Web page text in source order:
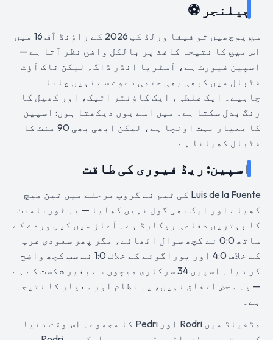
چیلنجر ⚽
سچ پوچھیں تو فیفا ورلڈ کپ 2026 کے راؤنڈ آف 16 میں
اس میچ کا نتیجہ کاغذ پر بالکل واضح نظر آتا ہے —
اسپین فیورٹ ہے، آسٹریا انڈر ڈاگ۔ لیکن ناک آؤٹ
فٹبال میں کبھی بھی حتمی دعوے سے نہیں چلنا
چاہیے۔ ایک غلطی، ایک کاؤنٹر اٹیک، اور کھیل کا
رنگ بدل سکتا ہے۔ میں اسے یوں دیکھتا ہوں: اسپین
کا معیار بہت اونچا ہے، لیکن ابھی بھی 90 منٹ کا
فٹبال کھیلنا ہے۔
اسپین: ریڈ فیوری کی طاقت
Luis de la Fuente کی ٹیم نے گروپ مرحلے میں تین میچ
کھیلے اور ایک بھی گول نہیں کھایا — یہ ٹورنامنٹ
کا بہترین دفاعی ریکارڈ ہے۔ آغاز میں کیپ وردے کے
ساتھ 0:0 نے کچھ سوال اٹھائے، مگر پھر سعودی عرب
کے خلاف 4:0 اور یوراگوئے کے خلاف 1:0 نے سب کچھ واضح
کر دیا۔ اسپین 34 سرکاری میچوں سے بغیر شکست کے ہے
— یہ محض اتفاق نہیں، یہ نظام اور معیار کا نتیجہ
ہے۔
مڈفیلڈ میں Rodri اور Pedri کا مجموعہ اس وقت دنیا